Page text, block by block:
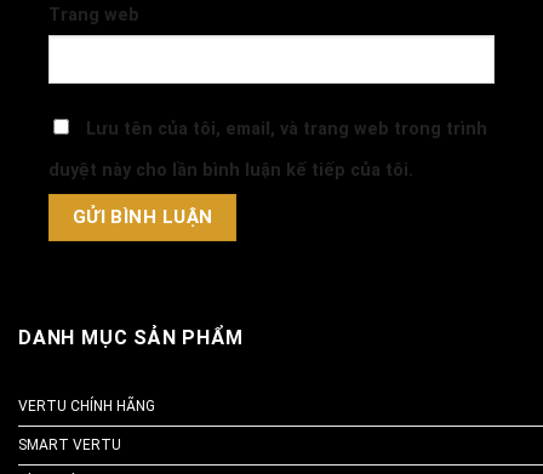
DANH MỤC SẢN PHẨM
VERTU CHÍNH HÃNG
SMART VERTU
Trang web
Lưu tên của tôi, email, và trang web trong trình
duyệt này cho lần bình luận kế tiếp của tôi.